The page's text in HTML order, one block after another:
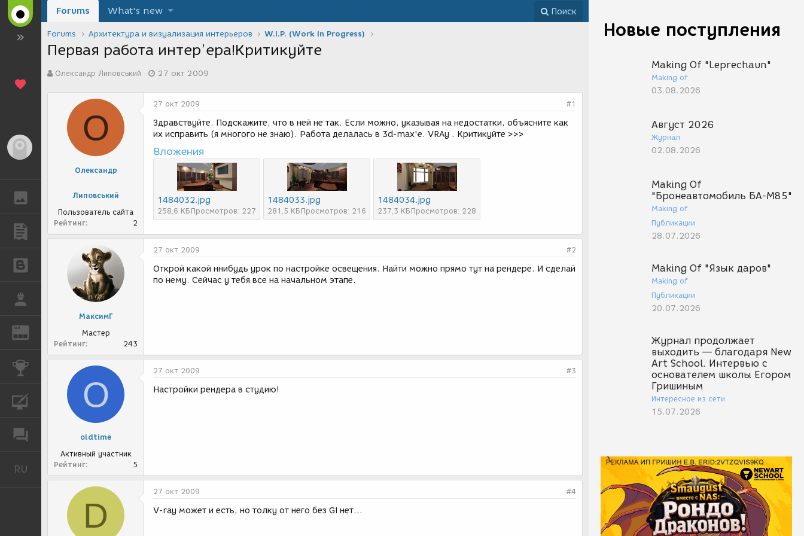
ГАЛЕРЕЯ
REN
КОНКУРСЫ
КУРСЫ
RU Русский
Новые поступления
Making Of "Leprechaun"
Making of
03.08.2026
Август 2026
Журнал
02.08.2026
Making Of
"Бронеавтомобиль БА-М85"
Making of
Публикации
28.07.2026
Making Of "Язык даров"
Making of
Публикации
20.07.2026
Журнал продолжает
выходить — благодаря New
Art School. Интервью с
основателем школы Егором
Гришиным
Интересное из сети
15.07.2026
Forums What's new Поиск
Forums Архитектура и визуализация интерьеров W.I.P. (Work In Progress)
Первая работа интер’ера!Критикуйте
в
Олександр Липовський
а
с
о
з
а
27 окт 2009
О
Олександр
Липовський
Пользователь сайта
Рейтинг
2
27 окт 2009 #1
Здравствуйте. Подскажите, что в ней не так. Если можно, указывая на недостатки, объясните как
их исправить (я многого не знаю). Работа делалась в 3d-max'e. VRAy . Критикуйте >>>
Вложения
1484032.jpg
258,6 КБ Просмотров: 227
1484033.jpg
281,5 КБ Просмотров: 216
1484034.jpg
237,3 КБ Просмотров: 228
МаксимГ
Мастер
Рейтинг
243
27 окт 2009 #2
Открой какой ннибудь урок по настройке освещения. Найти можно прямо тут на рендере. И сделай
по нему. Сейчас у тебя все на начальном этапе.
O
oldtime
Активный участник
Рейтинг
5
27 окт 2009 #3
Настройки рендера в студию!
D
27 окт 2009 #4
V-ray может и есть, но толку от него без GI нет...